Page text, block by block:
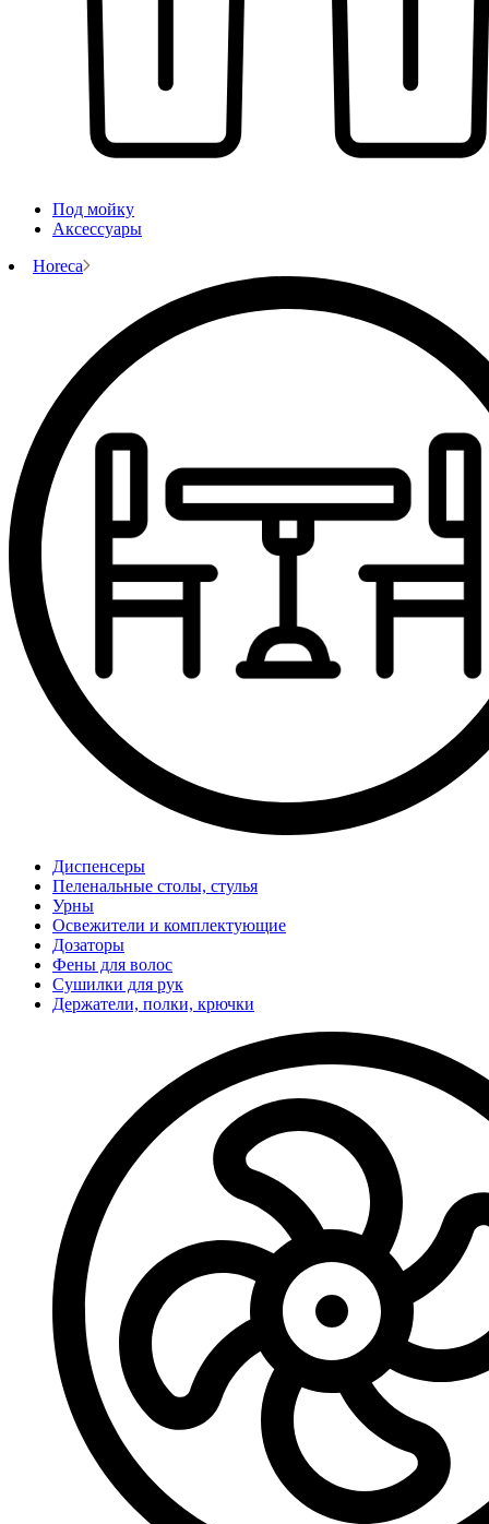
Под мойку
Аксессуары
Horeca
Диспенсеры
Пеленальные столы, стулья
Урны
Освежители и комплектующие
Дозаторы
Фены для волос
Сушилки для рук
Держатели, полки, крючки